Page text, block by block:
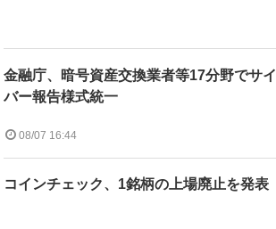
金融庁、暗号資産交換業者等17分野でサイ
バー報告様式統一
08/07 16:44
コインチェック、1銘柄の上場廃止を発表